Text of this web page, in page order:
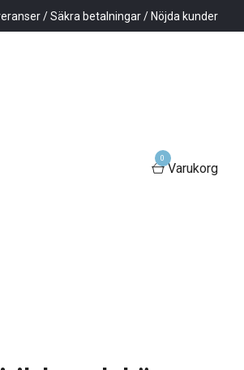
/ Säkra betalningar / Nöjda kunder
0
Varukorg